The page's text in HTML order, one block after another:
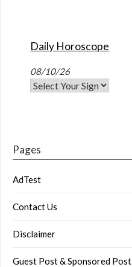
Daily Horoscope
08/10/26
Pages
AdTest
Contact Us
Disclaimer
Guest Post & Sponsored Post